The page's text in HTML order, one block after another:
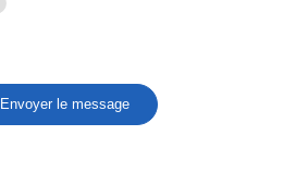
Envoyer le message